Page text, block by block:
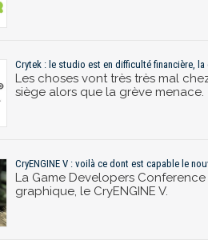
Crytek : le studio est en difficulté financière, la
Les choses vont très très mal
siège alors que la grève menace.
CryENGINE V : voilà ce dont est capable le
La Game Developers
graphique, le CryENGINE V.